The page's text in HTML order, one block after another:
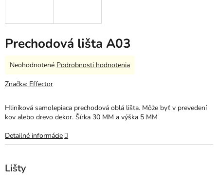
Prechodová lišta A03
Lišty
Hliníková samolepiaca prechodová oblá lišta. Môže byť v prevedení
kov alebo drevo dekor. Šírka 30 MM a výška 5 MM
Detailné informácie
Priemerné
produktu
z
5
Neohodnotené Podrobnosti hodnotenia
Značka: Effector